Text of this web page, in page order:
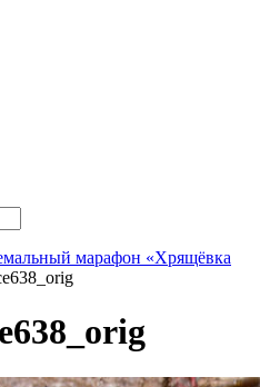
марафон «Хрящёвка